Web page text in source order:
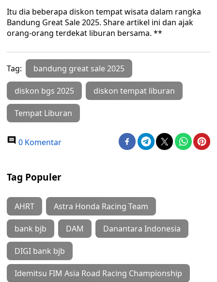
Itu dia beberapa diskon tempat wisata dalam rangka
Bandung Great Sale 2025. Share artikel ini dan ajak
orang-orang terdekat liburan bersama. **
Tag: bandung great sale 2025
diskon bgs 2025 diskon tempat liburan
Tempat Liburan
0 Komentar
Tag Populer
AHRT Astra Honda Racing Team
bank bjb DAM Danantara Indonesia
DIGI bank bjb
Idemitsu FIM Asia Road Racing Championship